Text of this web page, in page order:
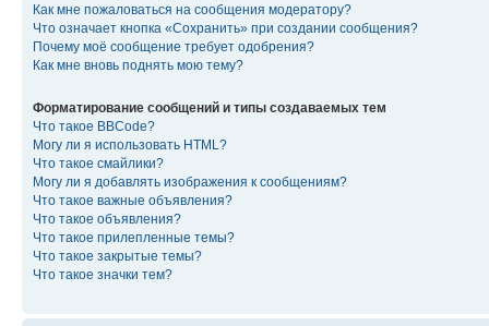
Как мне пожаловаться на сообщения модератору?
Что означает кнопка «Сохранить» при создании сообщения?
Почему моё сообщение требует одобрения?
Как мне вновь поднять мою тему?
Форматирование сообщений и типы создаваемых тем
Что такое BBCode?
Могу ли я использовать HTML?
Что такое смайлики?
Могу ли я добавлять изображения к сообщениям?
Что такое важные объявления?
Что такое объявления?
Что такое прилепленные темы?
Что такое закрытые темы?
Что такое значки тем?